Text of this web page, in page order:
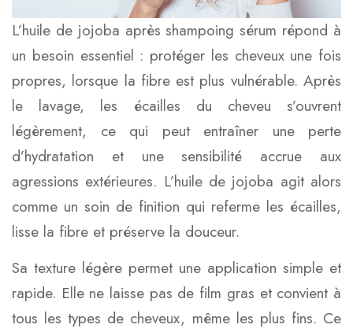
L’huile de jojoba après shampoing sérum répond à
un besoin essentiel : protéger les cheveux une fois
propres, lorsque la fibre est plus vulnérable. Après
le lavage, les écailles du cheveu s’ouvrent
légèrement, ce qui peut entraîner une perte
d’hydratation et une sensibilité accrue aux
agressions extérieures. L’huile de jojoba agit alors
comme un soin de finition qui referme les écailles,
lisse la fibre et préserve la douceur.
Sa texture légère permet une application simple et
rapide. Elle ne laisse pas de film gras et convient à
tous les types de cheveux, même les plus fins. Ce